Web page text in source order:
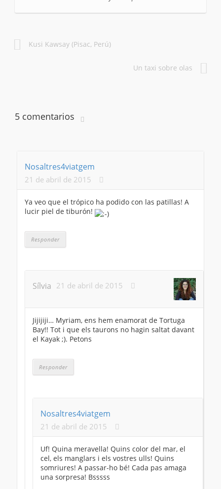
Kusi Kawsay (Pisac, Perú)
Un taxi sobre olas
5 comentarios
Nosaltres4viatgem
21 de abril de 2015
Ya veo que el trópico ha podido con las patillas! A
lucir piel de tiburón!
Responder
Sílvia 21 de abril de 2015
Jijijiji… Myriam, ens hem enamorat de Tortuga
Bay!! Tot i que els taurons no hagin saltat davant
el Kayak ;). Petons
Responder
Nosaltres4viatgem
21 de abril de 2015
Uf! Quina meravella! Quins color del mar, el
cel, els manglars i els vostres ulls! Quins
somriures! A passar-ho bé! Cada pas amaga
una sorpresa! Bsssss